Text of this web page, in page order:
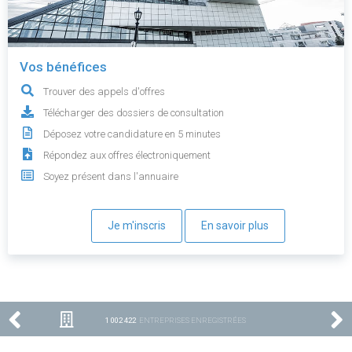
Vos bénéfices
Trouver des appels d'offres
Télécharger des dossiers de consultation
Déposez votre candidature en 5 minutes
Répondez aux offres électroniquement
Soyez présent dans l'annuaire
Je m'inscris En savoir plus
1 002 422 ENTREPRISES ENREGISTRÉES